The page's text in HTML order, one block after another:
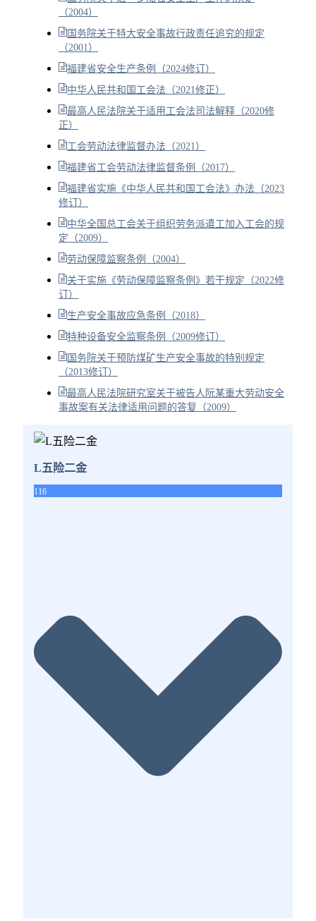
（2004）
国务院关于特大安全事故行政责任追究的规定
（2001）
福建省安全生产条例（2024修订）
中华人民共和国工会法（2021修正）
最高人民法院关于适用工会法司法解释（2020修
正）
工会劳动法律监督办法（2021）
福建省工会劳动法律监督条例（2017）
福建省实施《中华人民共和国工会法》办法（2023
修订）
中华全国总工会关于组织劳务派遣工加入工会的规
定（2009）
劳动保障监察条例（2004）
关于实施《劳动保障监察条例》若干规定（2022修
订）
生产安全事故应急条例（2018）
特种设备安全监察条例（2009修订）
国务院关于预防煤矿生产安全事故的特别规定
（2013修订）
最高人民法院研究室关于被告人阮某重大劳动安全
事故案有关法律适用问题的答复（2009）
L五险二金
116